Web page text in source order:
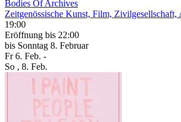
Bodies Of Archives
Zeitgenössische Kunst, Film, Zivilgesellschaft,
19:00
Eröffnung bis 22:00
bis Sonntag 8. Februar
Fr6. Feb. -
So , 8. Feb.